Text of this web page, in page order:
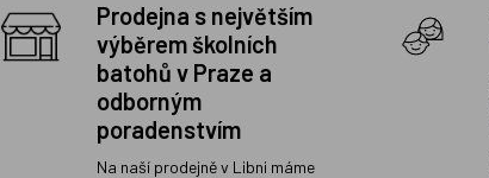
Prodejna s největším
výběrem školních
batohů v Praze a
odborným
poradenstvím
Na naší prodejně v Libni máme